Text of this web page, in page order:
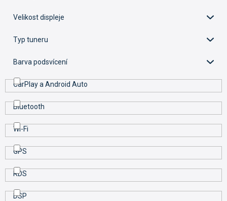
uVelikost displeje
Typ tuneru
Barva podsvícení
CarPlay a Android Auto
Bluetooth
Wi-Fi
GPS
RDS
DSP